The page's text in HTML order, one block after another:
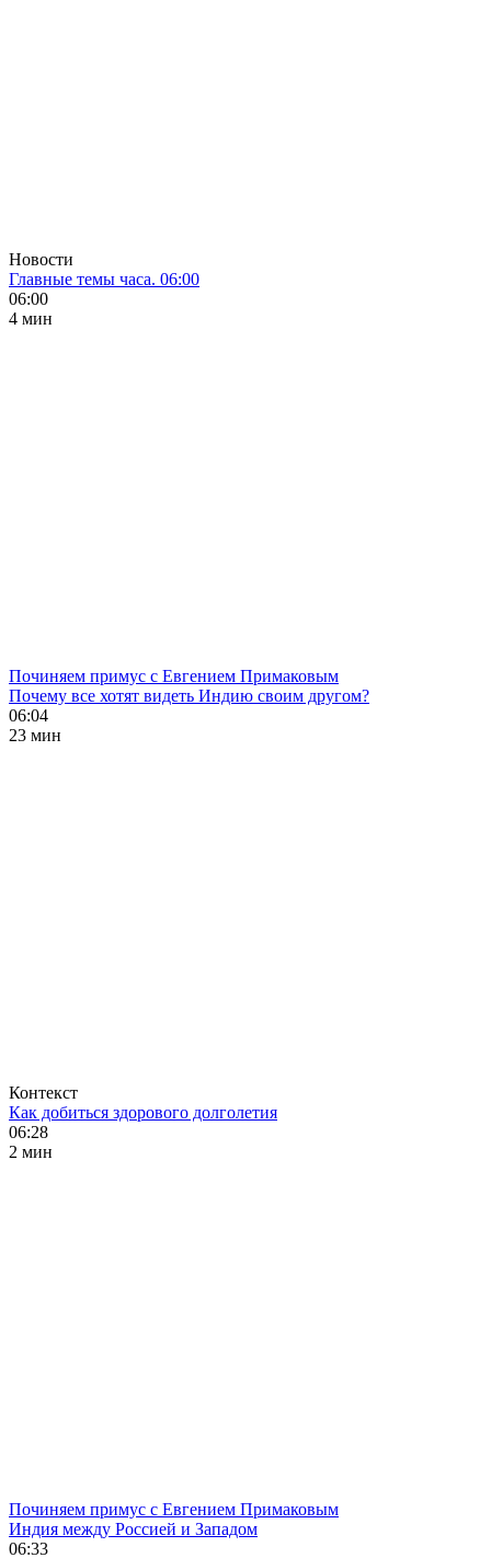
Новости
Главные темы часа. 06:00
06:00
4 мин
Починяем примус с Евгением Примаковым
Почему все хотят видеть Индию своим другом?
06:04
23 мин
Контекст
Как добиться здорового долголетия
06:28
2 мин
Починяем примус с Евгением Примаковым
Индия между Россией и Западом
06:33